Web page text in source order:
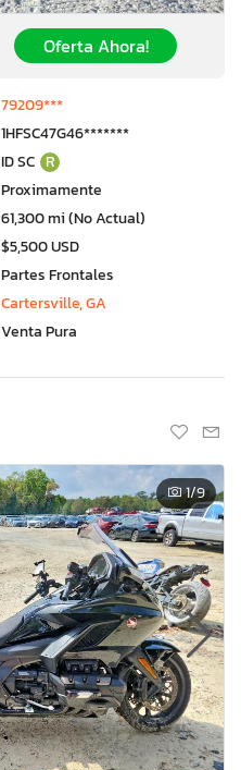
Oferta Ahora!
79209***
1HFSC47G46*******
ID SC R
Proximamente
61,300 mi (No Actual)
$5,500 USD
Partes Frontales
Cartersville, GA
Venta Pura
1/9